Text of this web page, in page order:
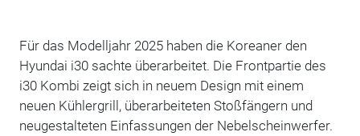
Für das Modelljahr 2025 haben die Koreaner den
Hyundai i30 sachte überarbeitet. Die Frontpartie des
i30 Kombi zeigt sich in neuem Design mit einem
neuen Kühlergrill, überarbeiteten Stoßfängern und
neugestalteten Einfassungen der Nebelscheinwerfer.